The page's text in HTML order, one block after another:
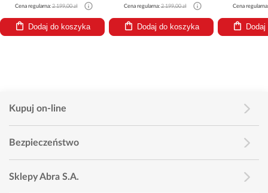
Cena regularna:2 199,00 zł
Dodaj do koszyka
Cena regularna:2 199,00 zł
Dodaj do koszyka
Cena
Kupuj on-line
Bezpieczeństwo
Sklepy Abra S.A.